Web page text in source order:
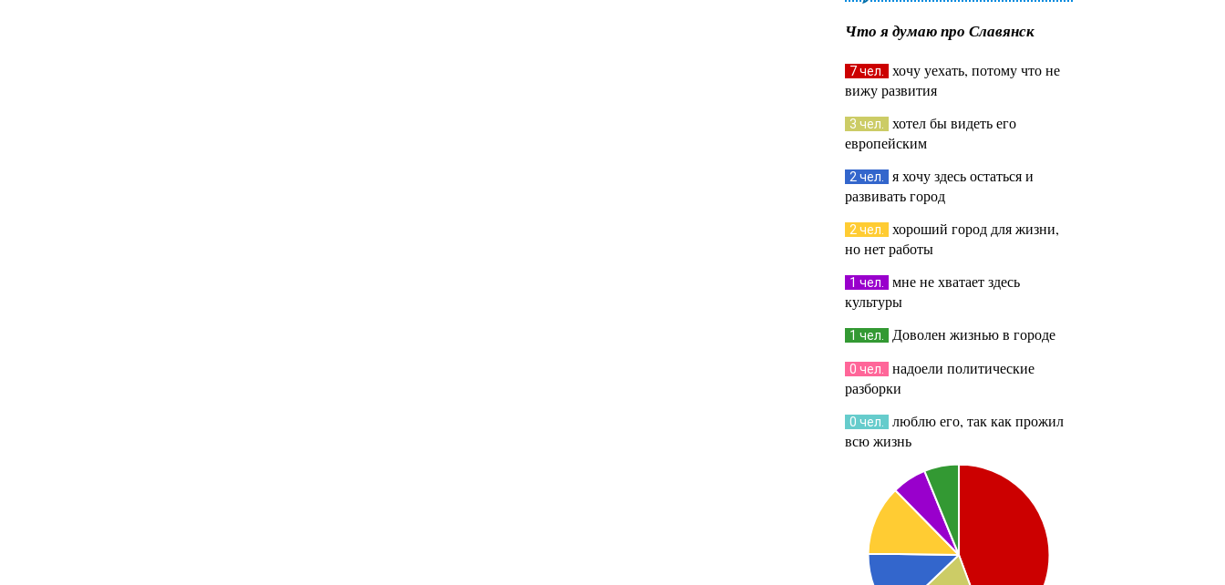
Что я думаю про Славянск
7 чел.
хочу уехать, потому что не
вижу развития
3 чел.
хотел бы видеть его
европейским
2 чел.
я хочу здесь остаться и
развивать город
2 чел.
хороший город для жизни,
но нет работы
1 чел.
мне не хватает здесь
культуры
1 чел. Доволен жизнью в городе
0 чел.
надоели политические
разборки
0 чел.
люблю его, так как прожил
всю жизнь